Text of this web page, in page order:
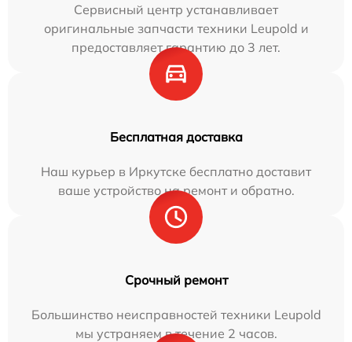
Сервисный центр устанавливает
оригинальные запчасти техники Leupold и
предоставляет гарантию до 3 лет.
Бесплатная доставка
Наш курьер в Иркутске бесплатно доставит
ваше устройство на ремонт и обратно.
Срочный ремонт
Большинство неисправностей техники Leupold
мы устраняем в течение 2 часов.